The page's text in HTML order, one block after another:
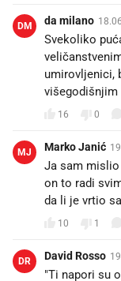
DM da milano
Svekoliko
umirovljenici,
višegodišnjim
16 0
MJ Marko Janić
Ja sam mislio
on to radi
da li je vrtio
10 1
DR David Rosso
"Ti napori su